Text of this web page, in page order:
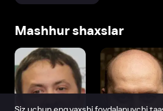
Mashhur shaxslar